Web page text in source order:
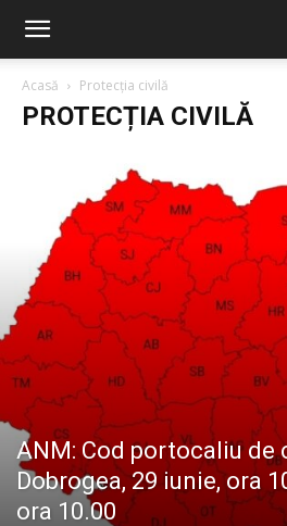
Acasă Protecția civilă
PROTECȚIA CIVILĂ
ANM: Cod portocaliu de
Dobrogea, 29 iunie, ora
ora 10.00